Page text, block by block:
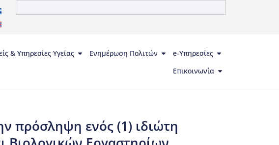
& Υπηρεσίες Υγείας Ενημέρωση Πολιτών
e-Υπηρεσίες
Επικοινωνία
πρόσληψη ενός (1) ιδιώτη